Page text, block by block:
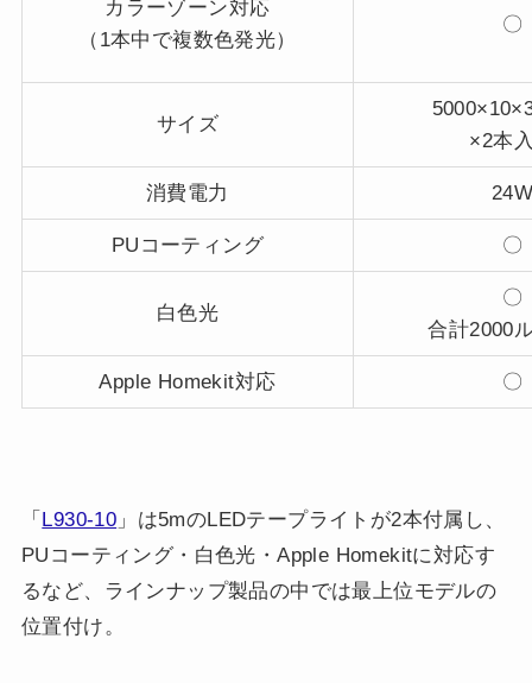
カラーゾーン対応
（1本中で複数色発光）
〇
サイズ
×2本
消費電力
PUコーティング 〇
白色光
〇
合計2000
Apple Homekit対応 〇
「 L930-10 」は5mのLEDテープライトが2本付属し、
PUコーティング・白色光・Apple Homekitに対応す
るなど、ラインナップ製品の中では最上位モデルの
位置付け。